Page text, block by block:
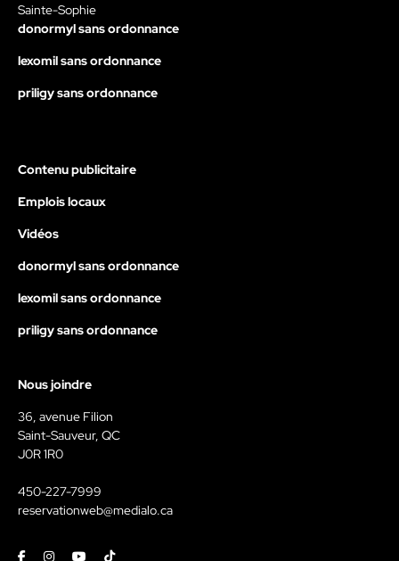
Sainte-Sophie
donormyl sans ordonnance
lexomil sans ordonnance
priligy sans ordonnance
Contenu publicitaire
Emplois locaux
Vidéos
donormyl sans ordonnance
lexomil sans ordonnance
priligy sans ordonnance
Nous joindre
36, avenue Filion
Saint-Sauveur, QC
J0R 1R0
450-227-7999
reservationweb@medialo.ca
FacebookInstagramYoutubeTiktok